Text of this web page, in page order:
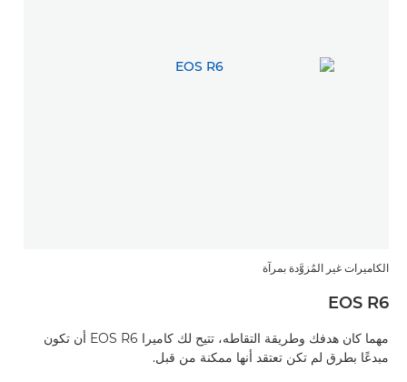
الكاميرات غير المُزوَّدة بمرآة
EOS R6
مهما كان هدفك وطريقة التقاطه، تتيح لك كاميرا EOS R6 أن تكون
مبدعًا بطرق لم تكن تعتقد أنها ممكنة من قبل.